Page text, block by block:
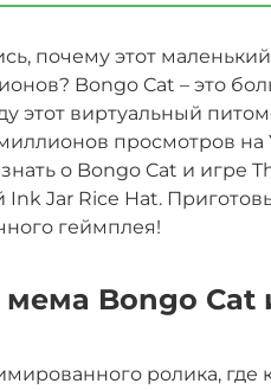
почему этот
Bongo Cat – это
этот виртуальный
просмотров на
о Bongo Cat и игре
Jar Rice Hat.
геймплея!
мема Bongo Cat
ролика, где